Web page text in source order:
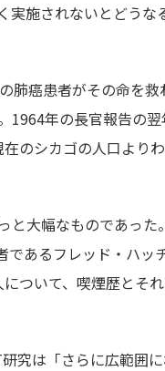
実施されないとどうな
肺癌患者がその命を救
1964年の長官報告の
のシカゴの人口より
と大幅なものであった
であるフレッド・ハッ
ついて、喫煙歴とそ
究は「さらに広範囲